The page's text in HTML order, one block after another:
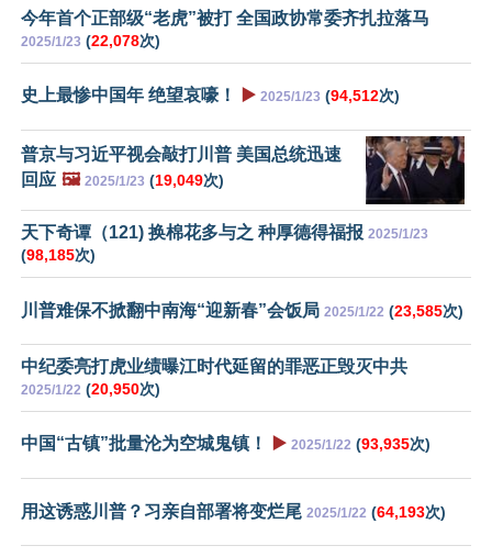
今年首个正部级“老虎”被打 全国政协常委齐扎拉落马
2025/1/23 (22,078次)
史上最惨中国年 绝望哀嚎！ ▶️ 2025/1/23 (94,512次)
普京与习近平视会敲打川普 美国总统迅速
回应 🖼️ 2025/1/23 (19,049次)
天下奇谭（121) 换棉花多与之 种厚德得福报 2025/1/23
(98,185次)
川普难保不掀翻中南海“迎新春”会饭局 2025/1/22 (23,585次)
中纪委亮打虎业绩曝江时代延留的罪恶正毁灭中共
2025/1/22 (20,950次)
中国“古镇”批量沦为空城鬼镇！ ▶️ 2025/1/22 (93,935次)
用这诱惑川普？习亲自部署将变烂尾 2025/1/22 (64,193次)